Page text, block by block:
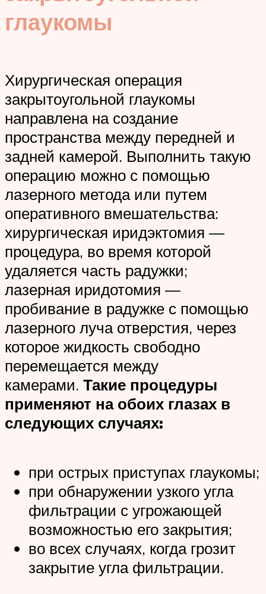
глаукомы
Хирургическая операция
закрытоугольной глаукомы
направлена на создание
пространства между передней и
задней камерой. Выполнить такую
операцию можно с помощью
лазерного метода или путем
оперативного вмешательства:
хирургическая иридэктомия —
процедура, во время которой
удаляется часть радужки;
лазерная иридотомия —
пробивание в радужке с помощью
лазерного луча отверстия, через
которое жидкость свободно
перемещается между
камерами. Такие процедуры
применяют на обоих глазах в
следующих случаях:
при острых приступах глаукомы;
при обнаружении узкого угла
фильтрации с угрожающей
возможностью его закрытия;
во всех случаях, когда грозит
закрытие угла фильтрации.